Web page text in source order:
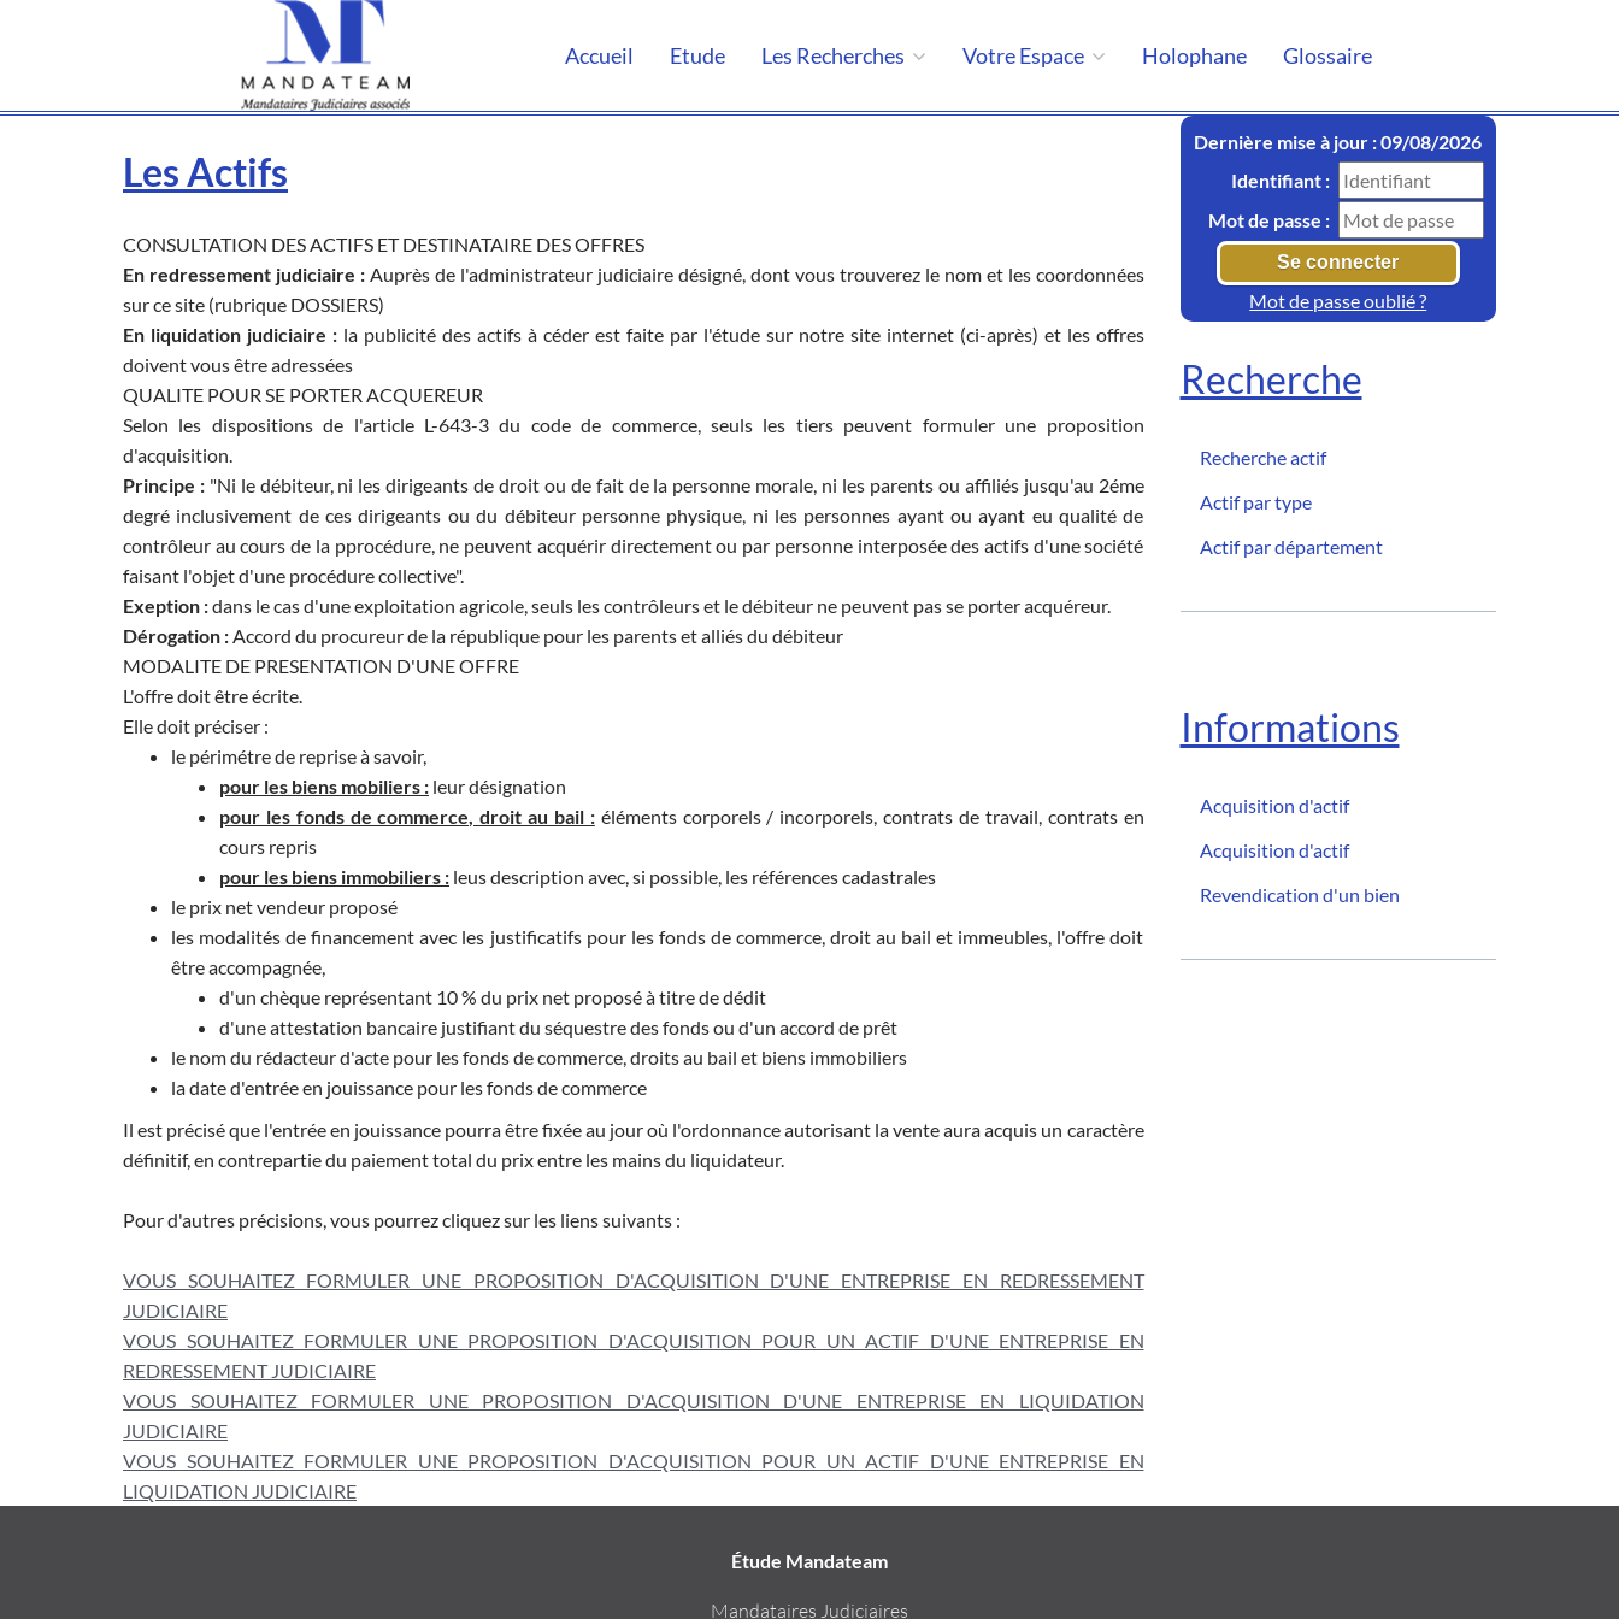
Accueil Etude Les Recherches Votre Espace Holophane Glossaire
Dernière mise à jour : 09/08/2026
Identifiant :
Mot de passe :
Mot de passe oublié ?
Recherche
Recherche actif
Actif par type
Actif par département
Informations
Acquisition d'actif
Acquisition d'actif
Revendication d'un bien
Les Actifs
CONSULTATION DES ACTIFS ET DESTINATAIRE DES OFFRES
En redressement judiciaire :Auprès de l'administrateur judiciaire désigné, dont vous trouverez le nom et les coordonnées
sur ce site (rubrique DOSSIERS)
En liquidation judiciaire :la publicité des actifs à céder est faite par l'étude sur notre site internet (ci-après) et les offres
doivent vous être adressées
QUALITE POUR SE PORTER ACQUEREUR
Selon les dispositions de l'article L-643-3 du code de commerce, seuls les tiers peuvent formuler une proposition
d'acquisition.
Principe :"Ni le débiteur, ni les dirigeants de droit ou de fait de la personne morale, ni les parents ou affiliés jusqu'au 2éme
degré inclusivement de ces dirigeants ou du débiteur personne physique, ni les personnes ayant ou ayant eu qualité de
contrôleur au cours de la pprocédure, ne peuvent acquérir directement ou par personne interposée des actifs d'une société
faisant l'objet d'une procédure collective".
Exeption :dans le cas d'une exploitation agricole, seuls les contrôleurs et le débiteur ne peuvent pas se porter acquéreur.
Dérogation :Accord du procureur de la république pour les parents et alliés du débiteur
MODALITE DE PRESENTATION D'UNE OFFRE
L'offre doit être écrite.
Elle doit préciser :
le périmétre de reprise à savoir,
pour les biens mobiliers : leur désignation
pour les fonds de commerce, droit au bail :éléments corporels / incorporels, contrats de travail, contrats en
cours repris
pour les biens immobiliers : leus description avec, si possible, les références cadastrales
le prix net vendeur proposé
les modalités de financement avec les justificatifs pour les fonds de commerce, droit au bail et immeubles, l'offre doit
être accompagnée,
d'un chèque représentant 10 % du prix net proposé à titre de dédit
d'une attestation bancaire justifiant du séquestre des fonds ou d'un accord de prêt
le nom du rédacteur d'acte pour les fonds de commerce, droits au bail et biens immobiliers
la date d'entrée en jouissance pour les fonds de commerce
Il est précisé que l'entrée en jouissance pourra être fixée au jour où l'ordonnance autorisant la vente aura acquis un caractère
définitif, en contrepartie du paiement total du prix entre les mains du liquidateur.
Pour d'autres précisions, vous pourrez cliquez sur les liens suivants :
VOUS SOUHAITEZ FORMULER UNE PROPOSITION D'ACQUISITION D'UNE ENTREPRISE EN REDRESSEMENT
JUDICIAIRE
VOUS SOUHAITEZ FORMULER UNE PROPOSITION D'ACQUISITION POUR UN ACTIF D'UNE ENTREPRISE EN
REDRESSEMENT JUDICIAIRE
VOUS SOUHAITEZ FORMULER UNE PROPOSITION D'ACQUISITION D'UNE ENTREPRISE EN LIQUIDATION
JUDICIAIRE
VOUS SOUHAITEZ FORMULER UNE PROPOSITION D'ACQUISITION POUR UN ACTIF D'UNE ENTREPRISE EN
LIQUIDATION JUDICIAIRE
Étude Mandateam
Mandataires Judiciaires